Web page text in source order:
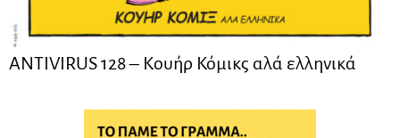
ANTIVIRUS 128 – Kουήρ Κόμικς αλά ελληνικά